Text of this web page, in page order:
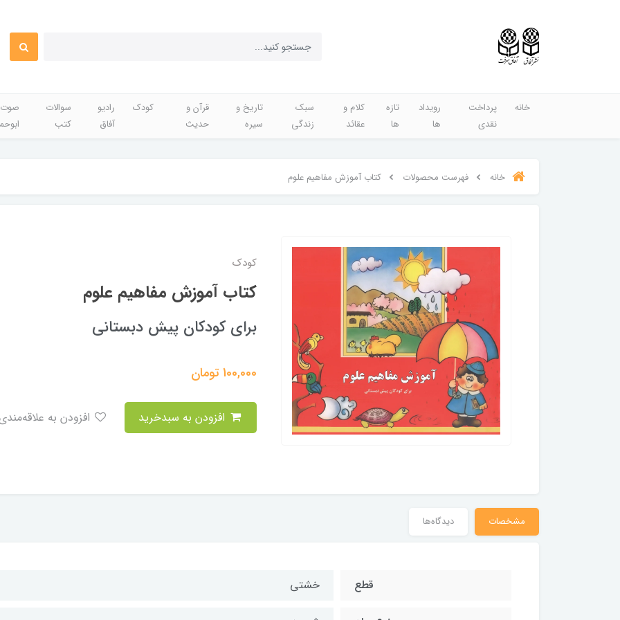
خانه
پرداخت
نقدی
رویداد
ها
تازه
ها
کلام و
عقائد
سبک
زندگی
تاریخ و
سیره
قرآن و
حدیث
کودک
رادیو
آفاق
سوالات
کتب
صوت
خانه فهرست محصولات کتاب آموزش مفاهیم علوم
کودک
کتاب آموزش مفاهیم علوم
برای کودکان پیش دبستانی
100,000تومان
مشخصات دیدگاه‌ها
قطع خشتی